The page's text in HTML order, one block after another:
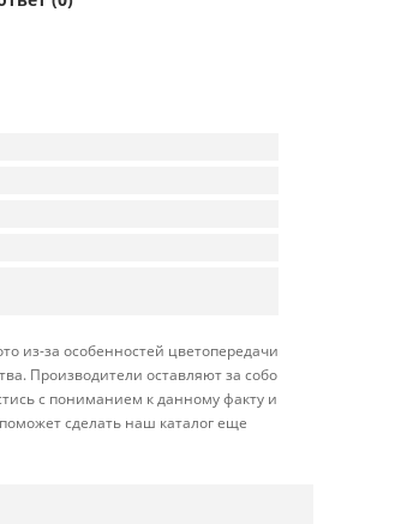
из-за особенностей цветопередачи
Производители оставляют за собой
с пониманием к данному факту и
сделать наш каталог еще